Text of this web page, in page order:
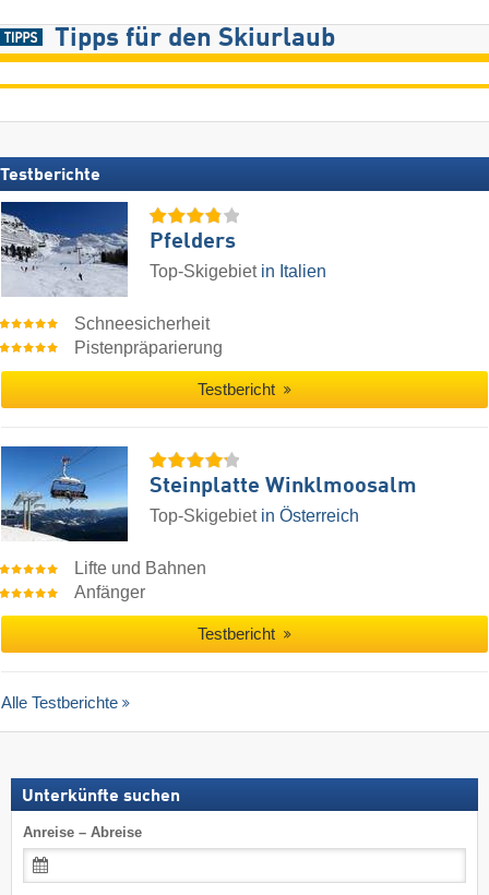
Tipps für den Skiurlaub
Testberichte
Pfelders
Top-Skigebiet in Italien
Schneesicherheit
Pistenpräparierung
Testbericht
Steinplatte Winklmoosalm
Top-Skigebiet in Österreich
Lifte und Bahnen
Anfänger
Testbericht
Alle Testberichte
Unterkünfte suchen
Anreise – Abreise